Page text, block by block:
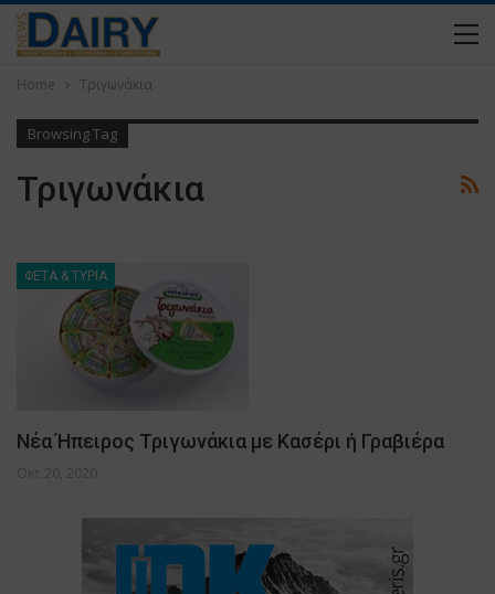
Home Τριγωνάκια
Browsing Tag
Τριγωνάκια
ΦΕΤΑ & ΤΥΡΙΑ
Νέα Ήπειρος Τριγωνάκια με Κασέρι ή Γραβιέρα
Οκτ 20, 2020